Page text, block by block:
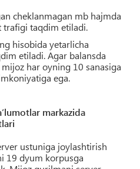
cheklanmagan mb hajmda
trafigi taqdim etiladi.
hisobida yetarlicha
etiladi. Agar balansda
har oyning 10 sanasiga
ega.
markazida
ustuniga joylashtirish
19 dyum korpusga